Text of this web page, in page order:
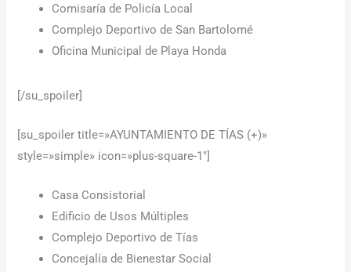
Comisaría de Policía Local
Complejo Deportivo de San Bartolomé
Oficina Municipal de Playa Honda
[/su_spoiler]
[su_spoiler title=»AYUNTAMIENTO DE TÍAS (+)»
style=»simple» icon=»plus-square-1″]
Casa Consistorial
Edificio de Usos Múltiples
Complejo Deportivo de Tías
Concejalía de Bienestar Social